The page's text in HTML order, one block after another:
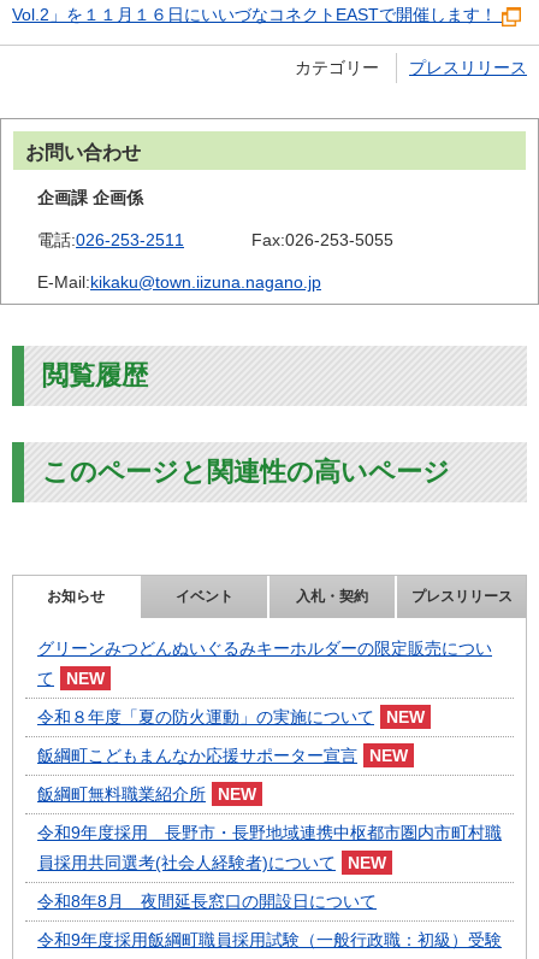
Vol.2」を１１月１６日にいいづなコネクトEASTで開催します！
カテゴリー プレスリリース
お問い合わせ
企画課 企画係
電話:026-253-2511 Fax:026-253-5055
E-Mail:kikaku@town.iizuna.nagano.jp
閲覧履歴
このページと関連性の高いページ
お知らせ イベント 入札・契約 プレスリリース
グリーンみつどんぬいぐるみキーホルダーの限定販売につい
て
令和８年度「夏の防火運動」の実施について
飯綱町こどもまんなか応援サポーター宣言
飯綱町無料職業紹介所
令和9年度採用 長野市・長野地域連携中枢都市圏内市町村職
員採用共同選考(社会人経験者)について
令和8年8月 夜間延長窓口の開設日について
令和9年度採用飯綱町職員採用試験（一般行政職：初級）受験